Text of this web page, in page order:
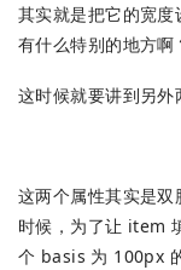
其实就是把它的宽
有什么特别的地方啊
这时候就要讲到另
这两个属性其实是
时候，为了让 item
个 basis 为 100px